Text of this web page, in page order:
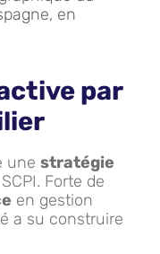
en
par
une stratégie
Forte de
en gestion
a su construire